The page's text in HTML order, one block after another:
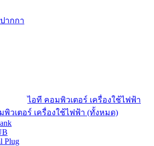
ากกา
ไอที คอมพิวเตอร์ เครื่องใช้ไฟฟ้า
พิวเตอร์ เครื่องใช้ไฟฟ้า (ทั้งหมด)
Plug